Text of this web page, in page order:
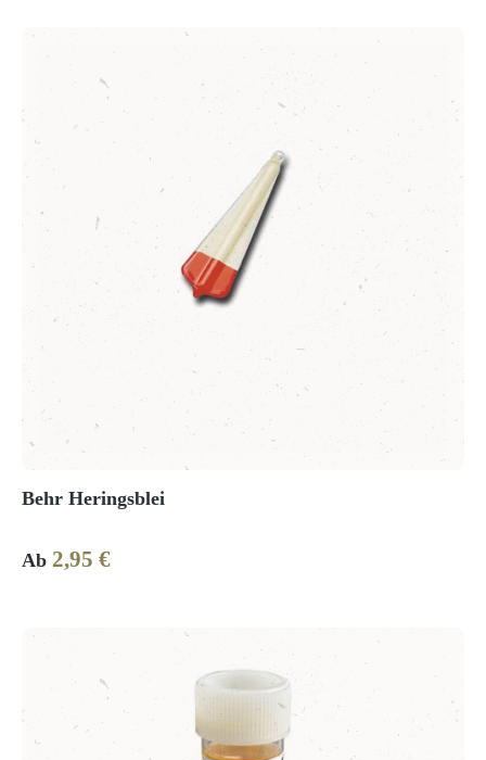
Produktgalerie überspringen
Behr Heringsblei
Regulärer Preis:
Ab 2,95 €